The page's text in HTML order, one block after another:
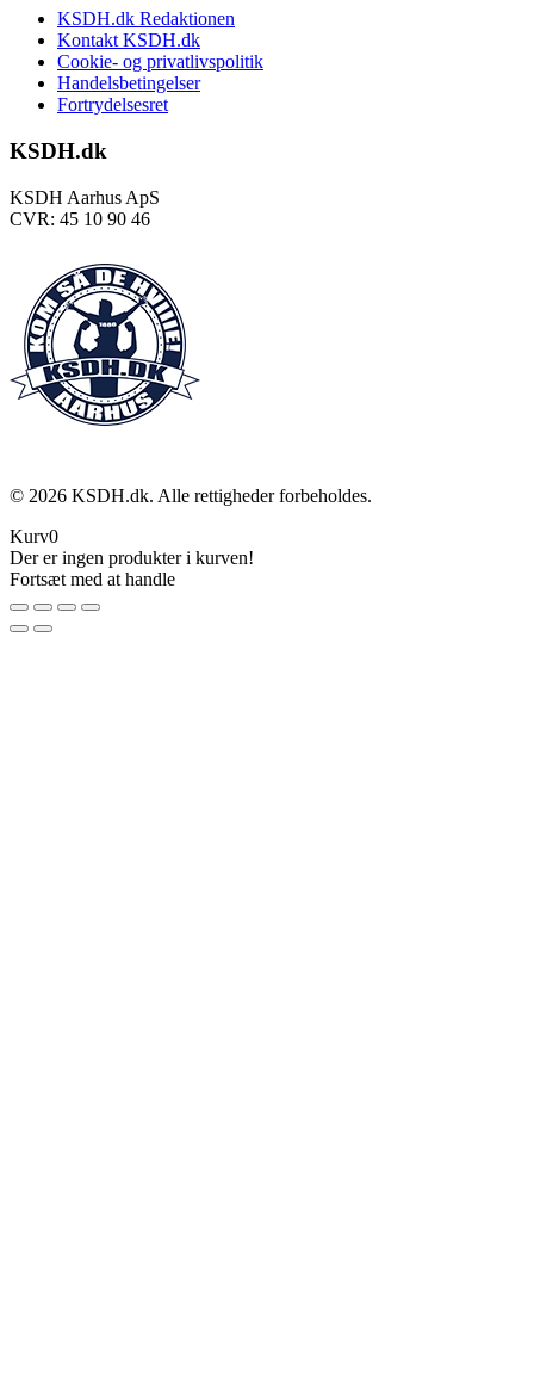
KSDH.dk Redaktionen
Kontakt KSDH.dk
Cookie- og privatlivspolitik
Handelsbetingelser
Fortrydelsesret
KSDH.dk
KSDH Aarhus ApS
CVR: 45 10 90 46
© 2026 KSDH.dk. Alle rettigheder forbeholdes.
Kurv0
Der er ingen produkter i kurven!
Fortsæt med at handle